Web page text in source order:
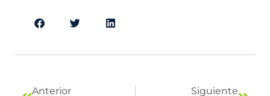
Anterior Siguiente